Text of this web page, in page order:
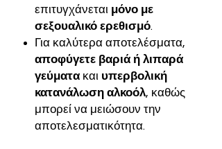
επιτυγχάνεται μόνο με
σεξουαλικό ερεθισμό.
Για καλύτερα αποτελέσματα,
αποφύγετε βαριά ή λιπαρά
γεύματα και υπερβολική
κατανάλωση αλκοόλ, καθώς
μπορεί να μειώσουν την
αποτελεσματικότητα.